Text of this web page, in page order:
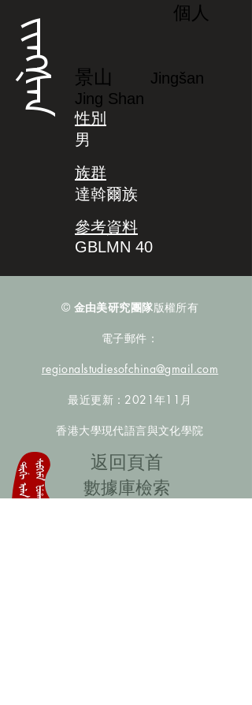
ᠵᡳᠩᡧᠠᠨ
個人
景山
Jingšan
Jing Shan
性別
男
族群
達斡爾族
參考資料
GBLMN 40
© 金由美研究團隊版權所有
電子郵件：
regionalstudiesofchina@gmail.com
最近更新：2021年11月
香港大學現代語言與文化學院
​返回頁首
數據庫檢索